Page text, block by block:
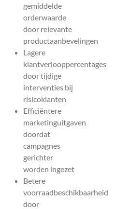
gemiddelde
orderwaarde
door relevante
productaanbevelingen
Lagere
klantverlooppercentages
door tijdige
interventies bij
risicoklanten
Efficiëntere
marketinguitgaven
doordat
campagnes
gerichter
worden ingezet
Betere
voorraadbeschikbaarheid
door